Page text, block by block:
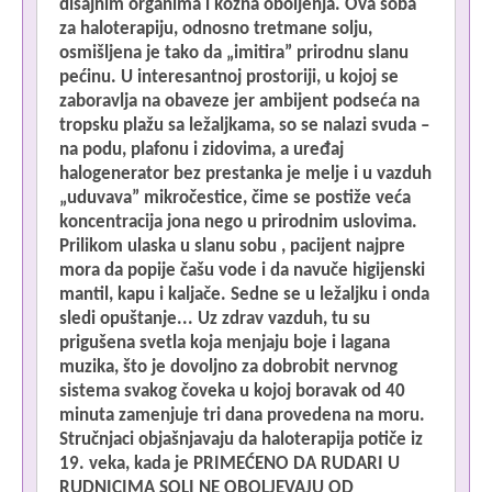
disajnim organima i kožna oboljenja. Ova soba
za haloterapiju, odnosno tretmane solju,
osmišljena je tako da „imitira” prirodnu slanu
pećinu. U interesantnoj prostoriji, u kojoj se
zaboravlja na obaveze jer ambijent podseća na
tropsku plažu sa ležaljkama, so se nalazi svuda –
na podu, plafonu i zidovima, a uređaj
halogenerator bez prestanka je melje i u vazduh
„uduvava” mikročestice, čime se postiže veća
koncentracija jona nego u prirodnim uslovima.
Prilikom ulaska u slanu sobu , pacijent najpre
mora da popije čašu vode i da navuče higijenski
mantil, kapu i kaljače. Sedne se u ležaljku i onda
sledi opuštanje... Uz zdrav vazduh, tu su
prigušena svetla koja menjaju boje i lagana
muzika, što je dovoljno za dobrobit nervnog
sistema svakog čoveka u kojoj boravak od 40
minuta zamenjuje tri dana provedena na moru.
Stručnjaci objašnjavaju da haloterapija potiče iz
19. veka, kada je PRIMEĆENO DA RUDARI U
RUDNICIMA SOLI NE OBOLJEVAJU OD